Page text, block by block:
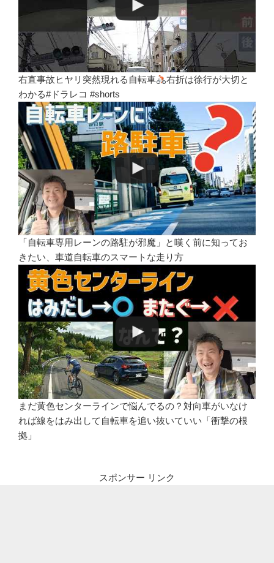
右直事故ヒヤリ突然現れる自転車
右折は徐行が大切と
わかる#ドラレコ #shorts
「自転車専用レーンの路駐が邪魔」と嘆く前に知ってお
きたい、車道自転車のスマートな走り方
まだ黄色センターラインで悩んでるの？対向車がいなけ
れば線をはみ出して自転車を追い抜いていい「衝撃の根
拠」
スポンサー リンク